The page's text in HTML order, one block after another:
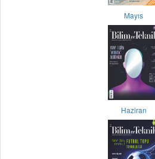
Mayıs
Haziran